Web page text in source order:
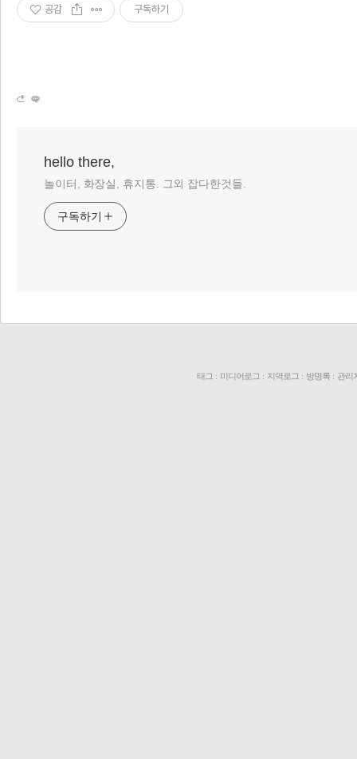
공감 구독하기
hello there,
놀이터, 화장실, 휴지통. 그외 잡다한것들.
구독하기
태그 : 미디어로그 : 지역로그 : 방명록 : 관리